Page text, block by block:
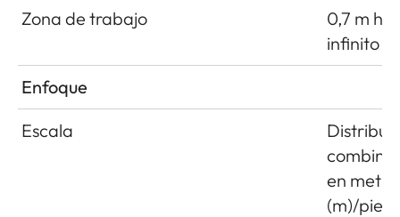
Zona de trabajo
0,7 m
infinito
Enfoque
Escala
en
(m)/pies